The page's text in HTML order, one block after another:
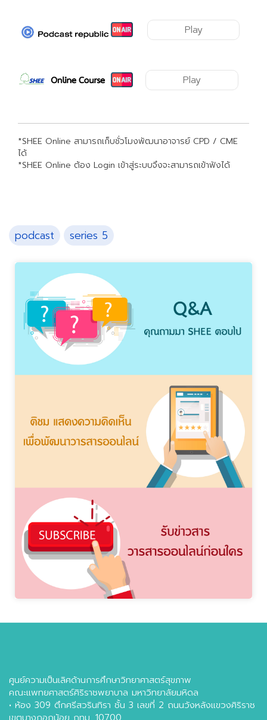
Play
Play
*SHEE Online สามารถเก็บชั่วโมงพัฒนาอาจารย์ CPD / CME
ได้
*SHEE Online ต้อง Login เข้าสู่ระบบจึงจะสามารถเข้าฟังได้
podcast series 5
ศูนย์ความเป็นเลิศด้านการศึกษาวิทยาศาสตร์สุขภาพ
คณะแพทยศาสตร์ศิริราชพยาบาล มหาวิทยาลัยมหิดล
• ห้อง 309 ตึกศรีสวรินทิรา ชั้น 3 เลขที่ 2 ถนนวังหลังแขวงศิริราช